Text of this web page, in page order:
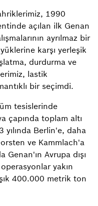
1990
açılan ilk Genan
ayrılmaz bir
karşı yerleşik
durdurma ve
lastik
bir seçimdi.
tesislerinde
çapında toplam altı
Berlin'e, daha
ve Kammlach'a
Genan'ın Avrupa dışı
yakın
400.000 metrik ton